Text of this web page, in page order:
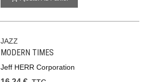
JAZZ
MODERN TIMES
Jeff HERR Corporation